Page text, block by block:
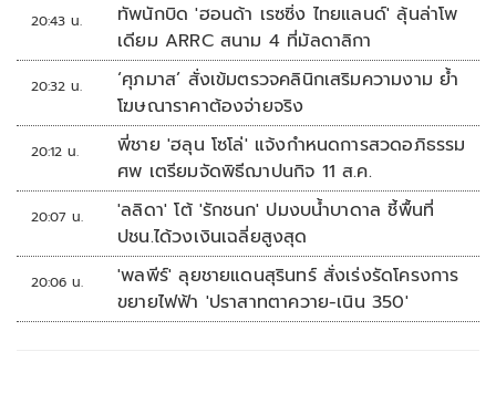
20:43 น.
ทัพนักบิด 'ฮอนด้า เรซซิ่ง ไทยแลนด์' ลุ้นล่าโพ
เดียม ARRC สนาม 4 ที่มัลดาลิกา
20:32 น.
‘ศุภมาส’ สั่งเข้มตรวจคลินิกเสริมความงาม ย้ำ
โฆษณาราคาต้องจ่ายจริง
20:12 น.
พี่ชาย 'ฮลุน โซโล่' แจ้งกำหนดการสวดอภิธรรม
ศพ เตรียมจัดพิธีฌาปนกิจ 11 ส.ค.
20:07 น.
'ลลิดา' โต้ 'รักชนก' ปมงบน้ำบาดาล ชี้พื้นที่
ปชน.ได้วงเงินเฉลี่ยสูงสุด
20:06 น.
'พลพีร์' ลุยชายแดนสุรินทร์ สั่งเร่งรัดโครงการ
ขยายไฟฟ้า 'ปราสาทตาควาย-เนิน 350'